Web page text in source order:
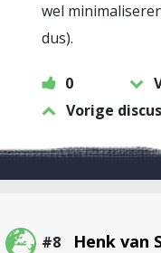
wel
dus).
0
Vorige
#8 Henk van